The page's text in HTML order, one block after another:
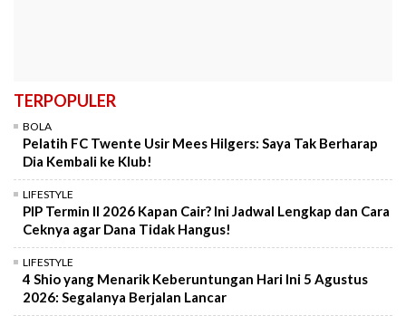
TERPOPULER
BOLA
Pelatih FC Twente Usir Mees Hilgers: Saya Tak Berharap
Dia Kembali ke Klub!
LIFESTYLE
PIP Termin II 2026 Kapan Cair? Ini Jadwal Lengkap dan Cara
Ceknya agar Dana Tidak Hangus!
LIFESTYLE
4 Shio yang Menarik Keberuntungan Hari Ini 5 Agustus
2026: Segalanya Berjalan Lancar